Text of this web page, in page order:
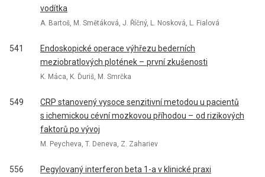
vodítka
A. Bartoš, M. Smětáková, J. Říčný, L. Nosková, L. Fialová
541
Endoskopické operace výhřezu bederních
meziobratlových plotének – první zkušenosti
K. Máca, K. Ďuriš, M. Smrčka
549
CRP stanovený vysoce senzitivní metodou u pa­cientů
s ichemickou cévní mozkovou příhodou – od rizikových
faktorů po vývoj
M. Peycheva, T. Deneva, Z. Zahariev
556 Pegylovaný interferon beta 1-a v klinické praxi